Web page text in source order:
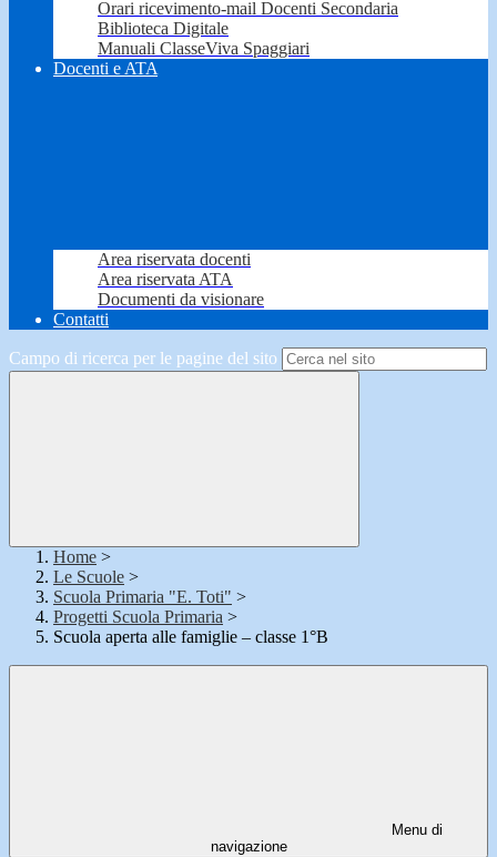
Orari ricevimento-mail Docenti Secondaria
Biblioteca Digitale
Manuali ClasseViva Spaggiari
Docenti e ATA
Area riservata docenti
Area riservata ATA
Documenti da visionare
Contatti
Campo di ricerca per le pagine del sito
Home >
Le Scuole >
Scuola Primaria "E. Toti" >
Progetti Scuola Primaria >
Scuola aperta alle famiglie – classe 1°B
Menu di
navigazione